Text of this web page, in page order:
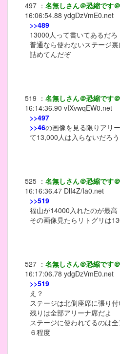
497 ： 名無しさん＠恐縮です
16:06:54.88 ydgDzVmE0.net
>>489
13000人って書いてあるだろ
普通なら使わないステージ
詰めてんだぞ
519 ： 名無しさん＠恐縮です
16:14:36.90 vIXvwqEW0.net
>>497
>>46の画像を見る限りアリ
て13,000人は入らないだろう
525 ： 名無しさん＠恐縮です
16:16:36.47 DlI4Z/Ia0.net
>>519
福山が14000入れたのが最高
その画像見たらリトグリは
527 ： 名無しさん＠恐縮です
16:17:06.78 ydgDzVmE0.net
>>519
え？
ステージは北側座席に張り
残りは全部アリーナ席だよ
ステージに使われてるのは
６程度